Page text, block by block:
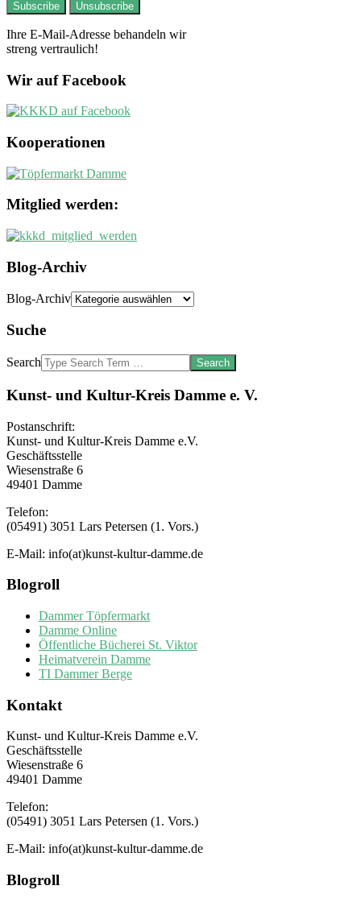
Ihre E-Mail-Adresse behandeln wir
streng vertraulich!
Wir auf Facebook
Kooperationen
Mitglied werden:
Blog-Archiv
Blog-Archiv
Suche
Search
Kunst- und Kultur-Kreis Damme e. V.
Postanschrift:
Kunst- und Kultur-Kreis Damme e.V.
Geschäftsstelle
Wiesenstraße 6
49401 Damme
Telefon:
(05491) 3051 Lars Petersen (1. Vors.)
E-Mail: info(at)kunst-kultur-damme.de
Blogroll
Dammer Töpfermarkt
Damme Online
Öffentliche Bücherei St. Viktor
Heimatverein Damme
TI Dammer Berge
Kontakt
Kunst- und Kultur-Kreis Damme e.V.
Geschäftsstelle
Wiesenstraße 6
49401 Damme
Telefon:
(05491) 3051 Lars Petersen (1. Vors.)
E-Mail: info(at)kunst-kultur-damme.de
Blogroll